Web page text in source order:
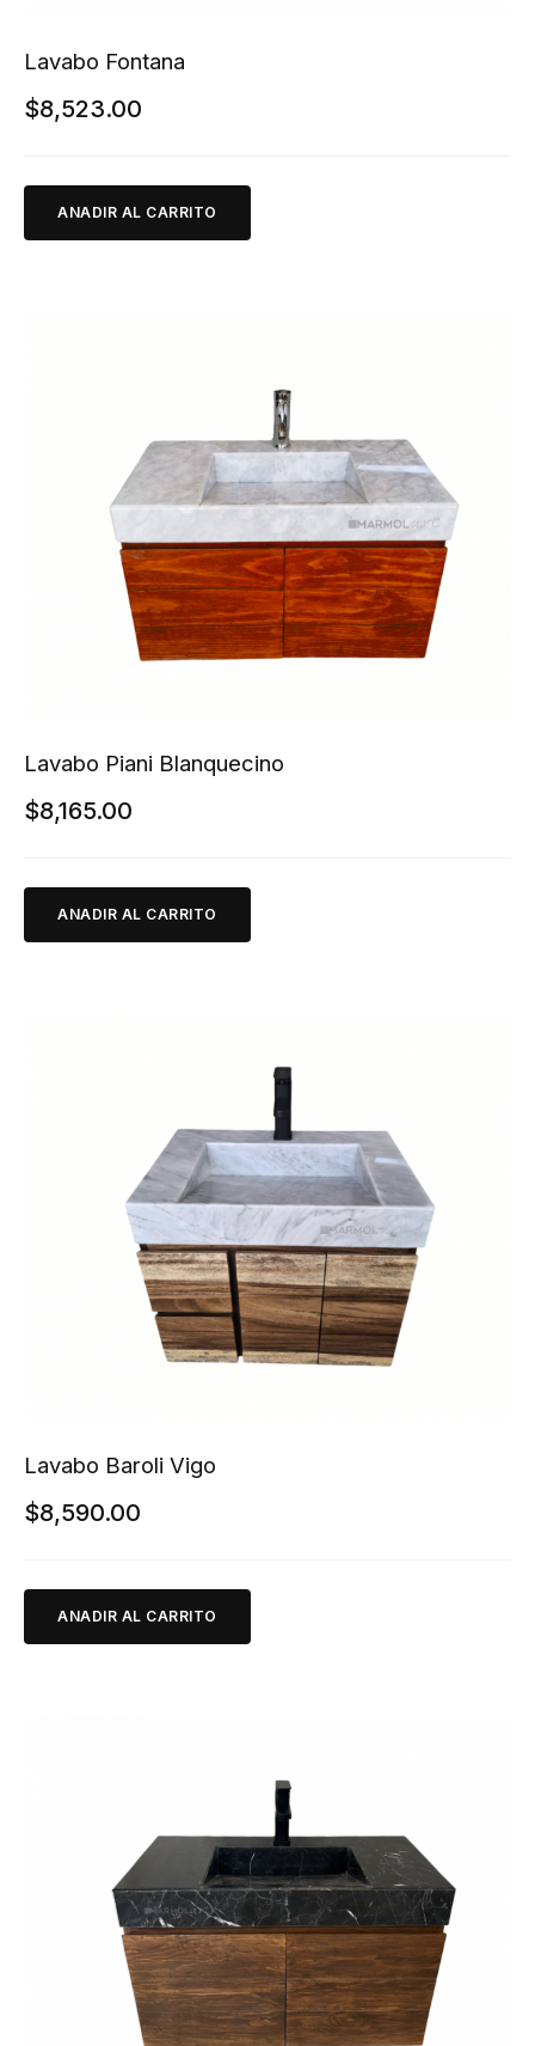
Lavabo Fontana
$8,523.00
ANADIR AL CARRITO
Lavabo Piani Blanquecino
$8,165.00
ANADIR AL CARRITO
Lavabo Baroli Vigo
$8,590.00
ANADIR AL CARRITO